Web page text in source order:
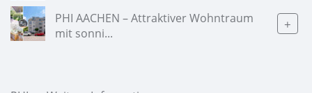
PHI AACHEN – Attraktiver Wohntraum
mit sonni...
+